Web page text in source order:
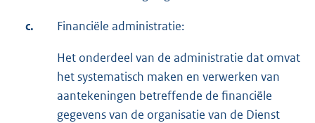
c. Financiële administratie:
Het onderdeel van de administratie dat omvat
het systematisch maken en verwerken van
aantekeningen betreffende de financiële
gegevens van de organisatie van de Dienst